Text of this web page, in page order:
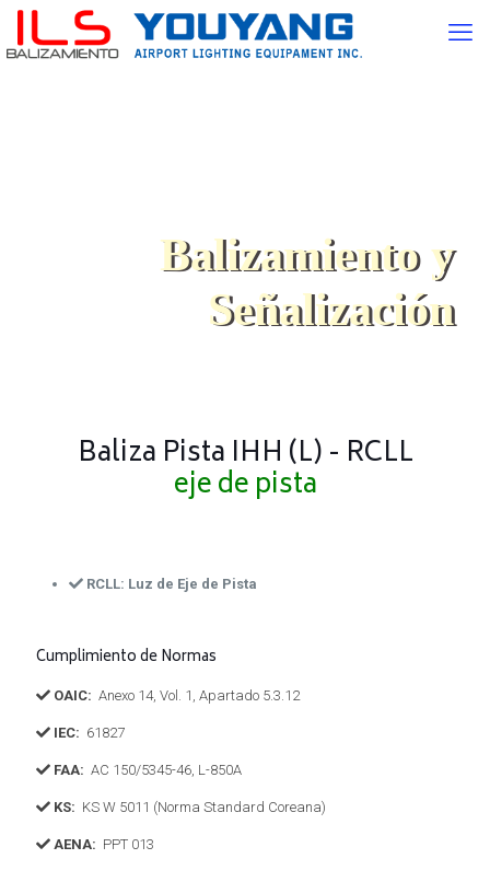
Balizamiento y
Señalización
Baliza Pista IHH (L) - RCLL
eje de pista
RCLL: Luz de Eje de Pista
Cumplimiento de Normas
OAIC: Anexo 14, Vol. 1, Apartado 5.3.12
IEC: 61827
FAA: AC 150/5345-46, L-850A
KS: KS W 5011 (Norma Standard Coreana)
AENA: PPT 013